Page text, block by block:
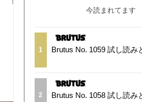
今読まれてます
1 Brutus No. 1059 試し読み
2 Brutus No. 1058 試し読み